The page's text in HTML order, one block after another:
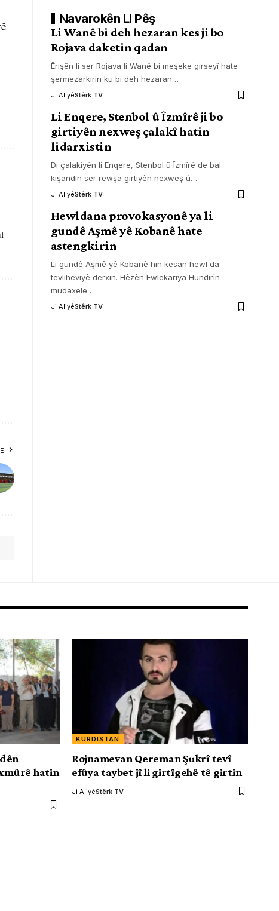
Navarokên Li Pêş
Li Wanê bi deh hezaran kes ji bo
Rojava daketin qadan
Êrişên li ser Rojava li Wanê bi meşeke girseyî hate
şermezarkirin ku bi deh hezaran…
Ji AliyêStêrk TV
Li Enqere, Stenbol û Îzmîrê ji bo
girtiyên nexweş çalakî hatin
lidarxistin
Di çalakiyên li Enqere, Stenbol û Îzmîrê de bal
kişandin ser rewşa girtiyên nexweş û…
Ji AliyêStêrk TV
Hewldana provokasyonê ya li
gundê Aşmê yê Kobanê hate
astengkirin
Li gundê Aşmê yê Kobanê hin kesan hewl da
tevliheviyê derxin. Hêzên Ewlekariya Hundirîn
mudaxele…
Ji AliyêStêrk TV
hatin
KURDISTAN
Rojnamevan Qereman Şukrî tevî
efûya taybet jî li girtîgehê tê girtin
Ji AliyêStêrk TV